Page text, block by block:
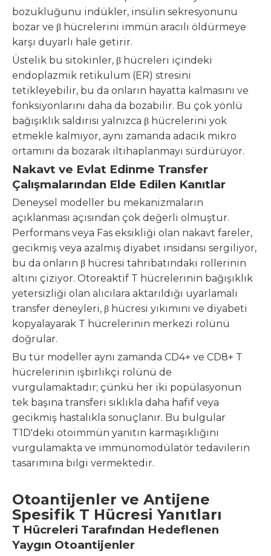
bozukluğunu indükler, insülin sekresyonunu
bozar ve β hücrelerini immün aracılı öldürmeye
karşı duyarlı hale getirir.
Üstelik bu sitokinler, β hücreleri içindeki
endoplazmik retikulum (ER) stresini
tetikleyebilir, bu da onların hayatta kalmasını ve
fonksiyonlarını daha da bozabilir. Bu çok yönlü
bağışıklık saldırısı yalnızca β hücrelerini yok
etmekle kalmıyor, aynı zamanda adacık mikro
ortamını da bozarak iltihaplanmayı sürdürüyor.
Nakavt ve Evlat Edinme Transfer
Çalışmalarından Elde Edilen Kanıtlar
Deneysel modeller bu mekanizmaların
açıklanması açısından çok değerli olmuştur.
Performans veya Fas eksikliği olan nakavt fareler,
gecikmiş veya azalmış diyabet insidansı sergiliyor,
bu da onların β hücresi tahribatındaki rollerinin
altını çiziyor. Otoreaktif T hücrelerinin bağışıklık
yetersizliği olan alıcılara aktarıldığı uyarlamalı
transfer deneyleri, β hücresi yıkımını ve diyabeti
kopyalayarak T hücrelerinin merkezi rolünü
doğrular.
Bu tür modeller aynı zamanda CD4+ ve CD8+ T
hücrelerinin işbirlikçi rolünü de
vurgulamaktadır; çünkü her iki popülasyonun
tek başına transferi sıklıkla daha hafif veya
gecikmiş hastalıkla sonuçlanır. Bu bulgular
T1D'deki otoimmün yanıtın karmaşıklığını
vurgulamakta ve immünomodülatör tedavilerin
tasarımına bilgi vermektedir.
Otoantijenler ve Antijene
Spesifik T Hücresi Yanıtları
T Hücreleri Tarafından Hedeflenen
Yaygın Otoantijenler